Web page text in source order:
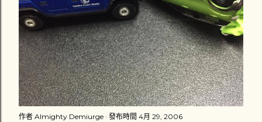
作者 Almighty Demiurge 發布時間 4月 29, 2006